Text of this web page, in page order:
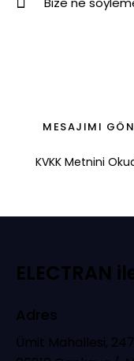
KVKK Metnini
ELECTRAN
Adres
Ümit Mahallesi,